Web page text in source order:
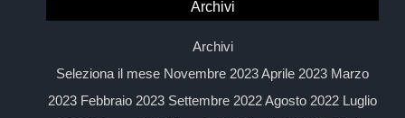
Archivi
Archivi
Seleziona il mese Novembre 2023 Aprile 2023 Marzo
2023 Febbraio 2023 Settembre 2022 Agosto 2022 Luglio